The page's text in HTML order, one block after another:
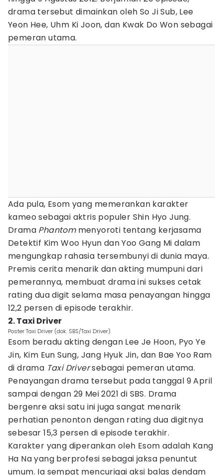
drama tersebut dimainkan oleh So Ji Sub, Lee
Yeon Hee, Uhm Ki Joon, dan Kwak Do Won sebagai
pemeran utama.
Ada pula, Esom yang memerankan karakter
kameo sebagai aktris populer Shin Hyo Jung.
Drama Phantom menyoroti tentang kerjasama
Detektif Kim Woo Hyun dan Yoo Gang Mi dalam
mengungkap rahasia tersembunyi di dunia maya.
Premis cerita menarik dan akting mumpuni dari
pemerannya, membuat drama ini sukses cetak
rating dua digit selama masa penayangan hingga
12,2 persen di episode terakhir.
2. Taxi Driver
Poster Taxi Driver (dok. SBS/Taxi Driver)
Esom beradu akting dengan Lee Je Hoon, Pyo Ye
Jin, Kim Eun Sung, Jang Hyuk Jin, dan Bae Yoo Ram
di drama Taxi Driversebagai pemeran utama.
Penayangan drama tersebut pada tanggal 9 April
sampai dengan 29 Mei 2021 di SBS. Drama
bergenre aksi satu ini juga sangat menarik
perhatian penonton dengan rating dua digitnya
sebesar 15,3 persen di episode terakhir.
Karakter yang diperankan oleh Esom adalah Kang
Ha Na yang berprofesi sebagai jaksa penuntut
umum. Ia sempat mencurigai aksi balas dendam